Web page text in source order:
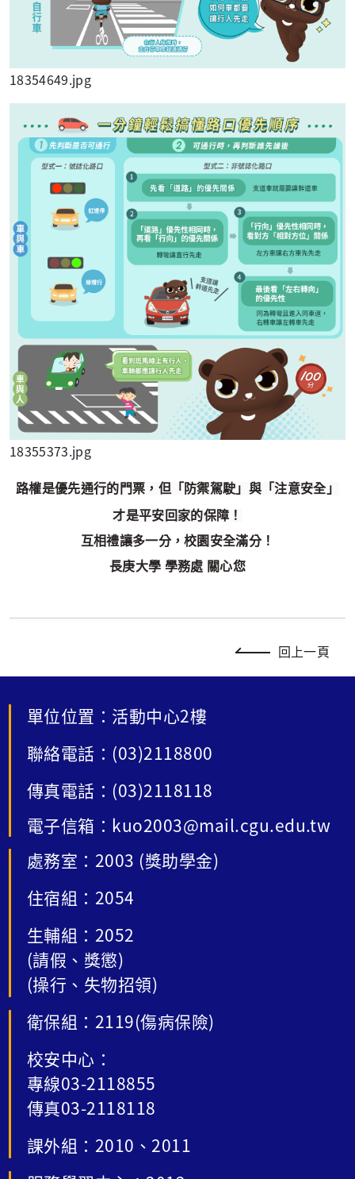
18354649.jpg
18355373.jpg
路權是優先通行的門票，但「防禦駕駛」與「注意安全」
才是平安回家的保障！
互相禮讓多一分，校園安全滿分！
長庚大學 學務處 關心您
回上一頁
單位位置：活動中心2樓
聯絡電話：(03)2118800
傳真電話：(03)2118118
電子信箱：kuo2003@mail.cgu.edu.tw
處務室：2003 (獎助學金)
住宿組：2054
生輔組：2052
(請假、獎懲)
(操行、失物招領)
衛保組：2119(傷病保險)
校安中心：
專線03-2118855
傳真03-2118118
課外組：2010、2011